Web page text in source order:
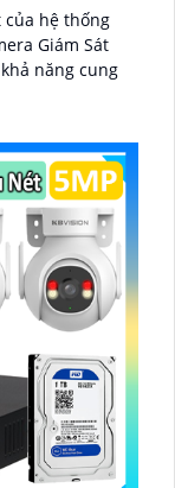
năng cung